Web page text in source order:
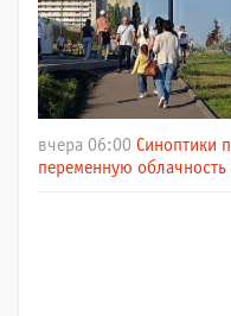
вчера 06:00 Синоптики
переменную облачность